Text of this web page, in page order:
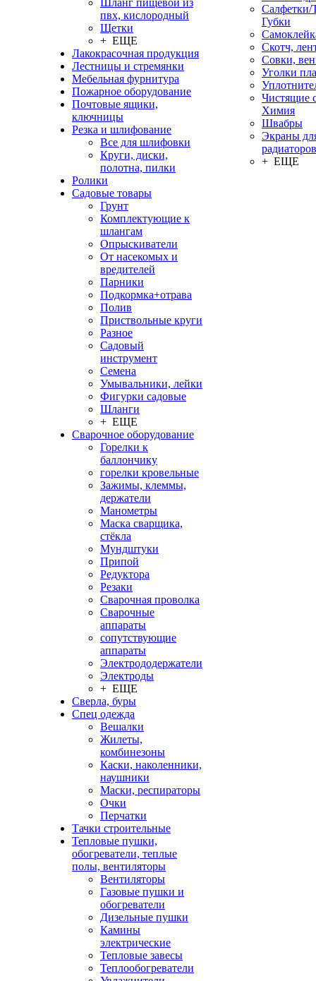
Шланг пищевой из
пвх, кислородный
Щетки
+ ЕЩЕ
Лакокрасочная продукция
Лестницы и стремянки
Мебельная фурнитура
Пожарное оборудование
Почтовые ящики,
ключницы
Резка и шлифование
Все для шлифовки
Круги, диски,
полотна, пилки
Ролики
Садовые товары
Грунт
Комплектующие к
шлангам
Опрыскиватели
От насекомых и
вредителей
Парники
Подкормка+отрава
Полив
Приствольные круги
Разное
Садовый
инструмент
Семена
Умывальники, лейки
Фигурки садовые
Шланги
+ ЕЩЕ
Сварочное оборудование
Горелки к
баллончику
горелки кровельные
Зажимы, клеммы,
держатели
Манометры
Маска сварщика,
стёкла
Мундштуки
Припой
Редуктора
Резаки
Сварочная проволка
Сварочные
аппараты
сопутствующие
аппараты
Электрододержатели
Электроды
+ ЕЩЕ
Сверла, буры
Спец одежда
Вешалки
Жилеты,
комбинезоны
Каски, наколенники,
наушники
Маски, респираторы
Очки
Перчатки
Тачки строительные
Тепловые пушки,
обогреватели, теплые
полы, вентиляторы
Вентиляторы
Газовые пушки и
обогреватели
Дизельные пушки
Камины
электрические
Тепловые завесы
Теплообогреватели
Салфетки/
Губки
Скотч,
Совки,
Уголки
Чистящие
Химия
Швабры
Экраны
радиаторов
+ ЕЩЕ